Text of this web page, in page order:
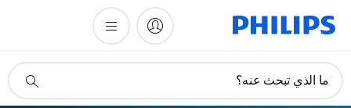
دعم
ما الذي تبحث عنه؟